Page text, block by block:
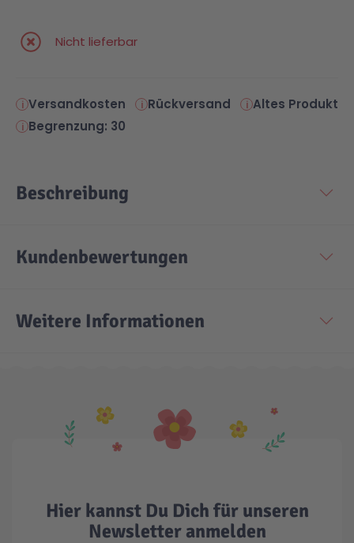
Nicht lieferbar
Versandkosten Rückversand
Altes Produkt
Begrenzung: 30
Beschreibung
Kundenbewertungen
Weitere Informationen
Hier kannst Du Dich für unseren
Newsletter anmelden